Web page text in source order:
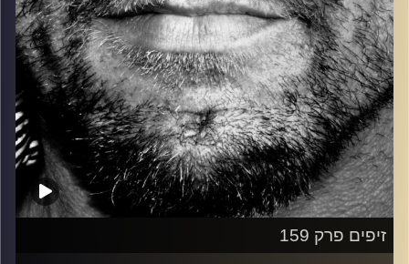
זיפים פרק 159